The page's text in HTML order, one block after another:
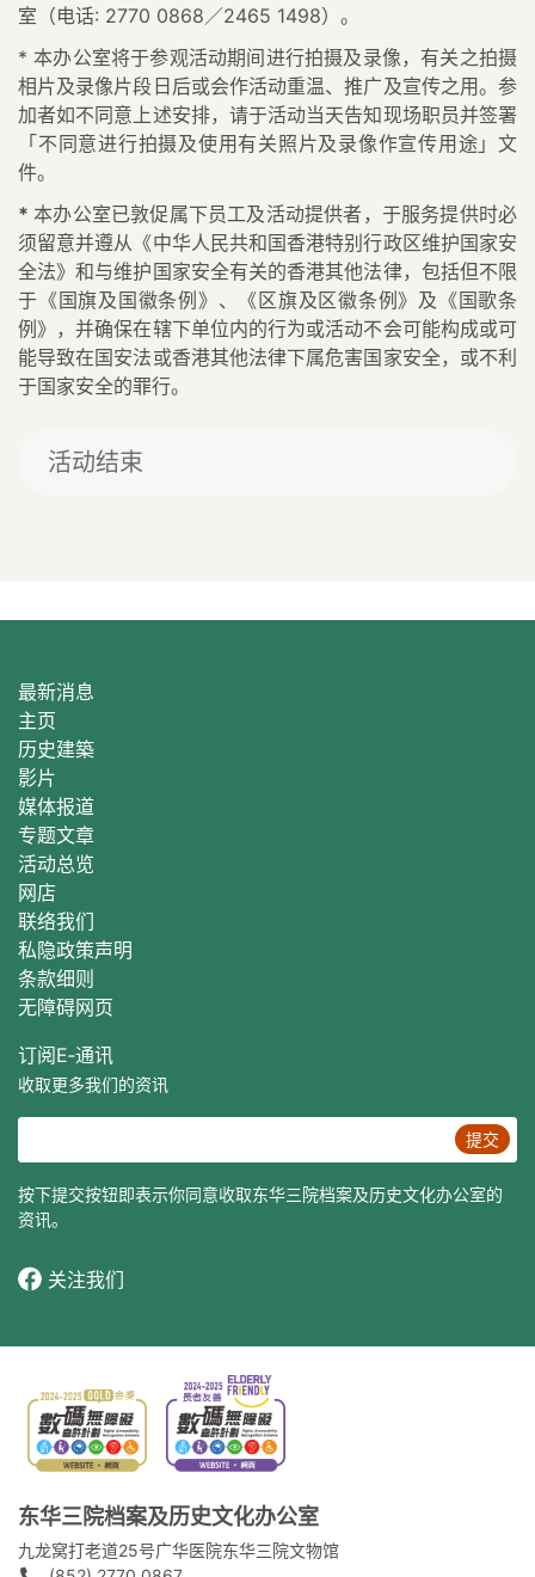
室（电话: 2770 0868／2465 1498）。
*本办公室将于参观活动期间进行拍摄及录像，有关之拍摄
相片及录像片段日后或会作活动重温、推广及宣传之用。参
加者如不同意上述安排，请于活动当天告知现场职员并签署
「不同意进行拍摄及使用有关照片及录像作宣传用途」文
件。
*本办公室已敦促属下员工及活动提供者，于服务提供时必
须留意并遵从《中华人民共和国香港特别行政区维护国家安
全法》和与维护国家安全有关的香港其他法律，包括但不限
于《国旗及国徽条例》、《区旗及区徽条例》及《国歌条
例》，并确保在辖下单位内的行为或活动不会可能构成或可
能导致在国安法或香港其他法律下属危害国家安全，或不利
于国家安全的罪行。
活动结束
最新消息
主页
历史建築
影片
媒体报道
专题文章
活动总览
网店
联络我们
私隐政策声明
条款细则
无障碍网页
订阅E‐通讯
收取更多我们的资讯
提交
按下提交按钮即表示你同意收取东华三院档案及历史文化办公室的
资讯。
关注我们
东华三院档案及历史文化办公室
九龙窝打老道25号广华医院东华三院文物馆